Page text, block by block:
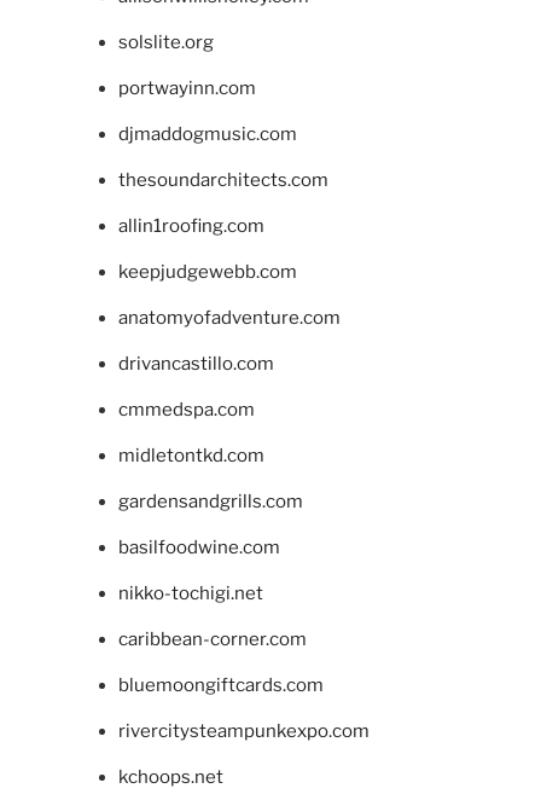
solslite.org
portwayinn.com
djmaddogmusic.com
thesoundarchitects.com
allin1roofing.com
keepjudgewebb.com
anatomyofadventure.com
drivancastillo.com
cmmedspa.com
midletontkd.com
gardensandgrills.com
basilfoodwine.com
nikko-tochigi.net
caribbean-corner.com
bluemoongiftcards.com
rivercitysteampunkexpo.com
kchoops.net